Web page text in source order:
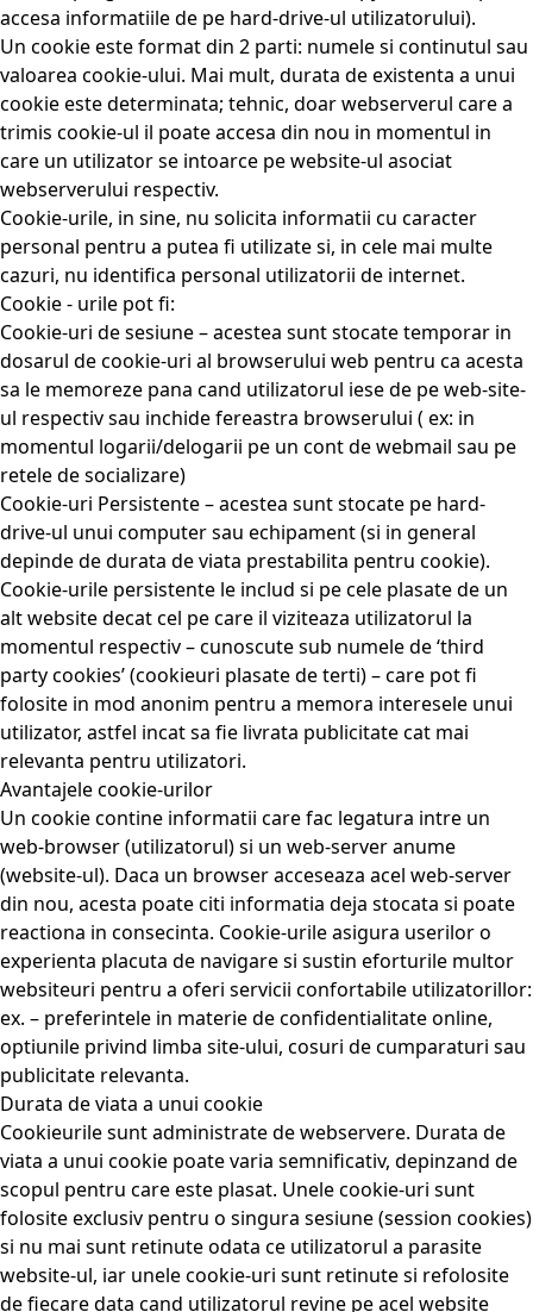
accesa informatiile de pe hard-drive-ul utilizatorului).
Un cookie este format din 2 parti: numele si continutul sau
valoarea cookie-ului. Mai mult, durata de existenta a unui
cookie este determinata; tehnic, doar webserverul care a
trimis cookie-ul il poate accesa din nou in momentul in
care un utilizator se intoarce pe website-ul asociat
webserverului respectiv.
Cookie-urile, in sine, nu solicita informatii cu caracter
personal pentru a putea fi utilizate si, in cele mai multe
cazuri, nu identifica personal utilizatorii de internet.
Cookie - urile pot fi:
Cookie-uri de sesiune – acestea sunt stocate temporar in
dosarul de cookie-uri al browserului web pentru ca acesta
sa le memoreze pana cand utilizatorul iese de pe web-site-
ul respectiv sau inchide fereastra browserului ( ex: in
momentul logarii/delogarii pe un cont de webmail sau pe
retele de socializare)
Cookie-uri Persistente – acestea sunt stocate pe hard-
drive-ul unui computer sau echipament (si in general
depinde de durata de viata prestabilita pentru cookie).
Cookie-urile persistente le includ si pe cele plasate de un
alt website decat cel pe care il viziteaza utilizatorul la
momentul respectiv – cunoscute sub numele de ‘third
party cookies’ (cookieuri plasate de terti) – care pot fi
folosite in mod anonim pentru a memora interesele unui
utilizator, astfel incat sa fie livrata publicitate cat mai
relevanta pentru utilizatori.
Avantajele cookie-urilor
Un cookie contine informatii care fac legatura intre un
web-browser (utilizatorul) si un web-server anume
(website-ul). Daca un browser acceseaza acel web-server
din nou, acesta poate citi informatia deja stocata si poate
reactiona in consecinta. Cookie-urile asigura userilor o
experienta placuta de navigare si sustin eforturile multor
websiteuri pentru a oferi servicii confortabile utilizatorillor:
ex. – preferintele in materie de confidentialitate online,
optiunile privind limba site-ului, cosuri de cumparaturi sau
publicitate relevanta.
Durata de viata a unui cookie
Cookieurile sunt administrate de webservere. Durata de
viata a unui cookie poate varia semnificativ, depinzand de
scopul pentru care este plasat. Unele cookie-uri sunt
folosite exclusiv pentru o singura sesiune (session cookies)
si nu mai sunt retinute odata ce utilizatorul a parasite
website-ul, iar unele cookie-uri sunt retinute si refolosite
de fiecare data cand utilizatorul revine pe acel website